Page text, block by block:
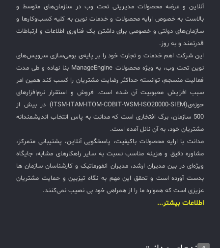
آنلاین و عرضه محصولات مدیریتی تحت وب در سازمان‌های متوسط و
بالاست به خصوص ارایه محصولات و خدمات نوین به کلیه کسب‌وکارها و
سازمان‌های دولتی و خصوصی برای داشتن یک فناوری اطلاعات و ارتباطات
قدرتمند و به روز.
این شرکت اهم خدمات و تجارت خود را بر پایه‌ی بومی‌سازی سرویس‌های
نوین تحت وب، به ویژه محصولات ManageEngine بنا نهاده و طی مدت
فعالیت منسجم، توانسته حداکثر رضایت مشتریان را کسب کند همین امر
سبب افزایش محبوبیت آن شده است. فروش و استقرار نرم‌افزارهای
حوزه‌ی(ITSM-ITAM-ITOM-COBIT-WSM-ISO20000-SIEM) در بیش از
500 سازمان، برگ افتخاری است که مدانت به پاس انتخاب اندیشمندانه
مشتریان خود، به آن نائل آمده است.
مدانت با ارایه محصولات باکیفیت، پاسخگویی آنلاین، پشتیبانی متمرکز،
مشاوره دقیق و هزینه مناسب نسبت به سایر راهکارهای مشابه، جایگاه
ویژه‌ای در بین مدیران ارشد، مدیران انفورماتیک و کارشناسان سازمان ها
بدست آورده است و تحقق این مهم به نگاه تیزبین و حمایت مشتریان
عزیزی است که همواره ما را از همراهی خود بی نصیب نمی‌کنند.
اطلاعات بیشتر...